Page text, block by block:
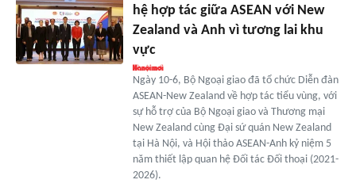
hệ hợp tác giữa ASEAN với New
Zealand và Anh vì tương lai khu
vực
Ngày 10-6, Bộ Ngoại giao đã tổ chức Diễn đàn
ASEAN-New Zealand về hợp tác tiểu vùng, với
sự hỗ trợ của Bộ Ngoại giao và Thương mại
New Zealand cùng Đại sứ quán New Zealand
tại Hà Nội, và Hội thảo ASEAN-Anh kỷ niệm 5
năm thiết lập quan hệ Đối tác Đối thoại (2021-
2026).